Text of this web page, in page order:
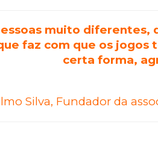
muito diferentes,
faz com que os
certa forma,
Silva, Fundador da